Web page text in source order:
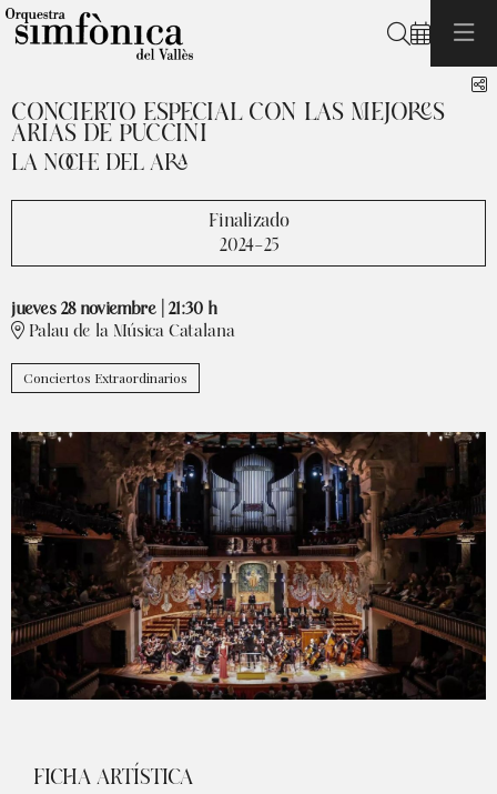
Buscar
CONCIERTO ESPECIAL CON LAS MEJORES
ARIAS DE PUCCINI
LA NOCHE DEL ARA
Finalizado
2024-25
jueves 28 noviembre
21:30 h
Palau de la Música Catalana
Conciertos Extraordinarios
FICHA ARTÍSTICA